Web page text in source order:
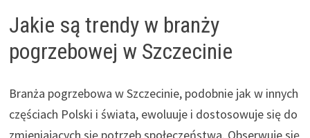
Jakie są trendy w branży
pogrzebowej w Szczecinie
Branża pogrzebowa w Szczecinie, podobnie jak w innych
częściach Polski i świata, ewoluuje i dostosowuje się do